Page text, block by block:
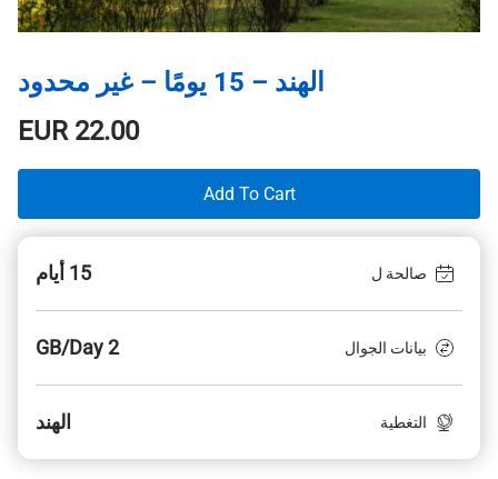
الهند – 15 يومًا – غير محدود
EUR22.00
Add To Cart
صالحة ل 15 أيام
بيانات الجوال 2 GB/Day
التغطية الهند